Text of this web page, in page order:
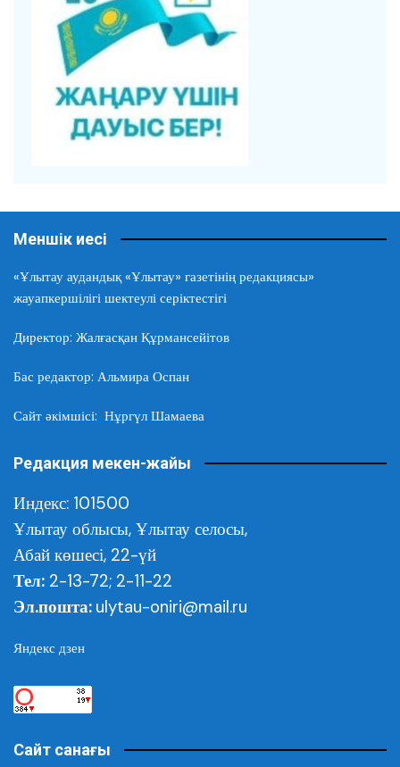
Меншік иесі
«Ұлытау аудандық «Ұлытау» газетінің редакциясы»
жауапкершілігі шектеулі серіктестігі
Директор: Жалғасқан Құрмансейітов
Бас редактор: Альмира Оспан
Сайт әкімшісі: Нұргүл Шамаева
Редакция мекен-жайы
Индекс: 101500
Ұлытау облысы, Ұлытау селосы,
Абай көшесі, 22-үй
Тел: 2-13-72; 2-11-22
Эл.пошта: ulytau-oniri@mail.ru
Яндекс дзен
Сайт санағы